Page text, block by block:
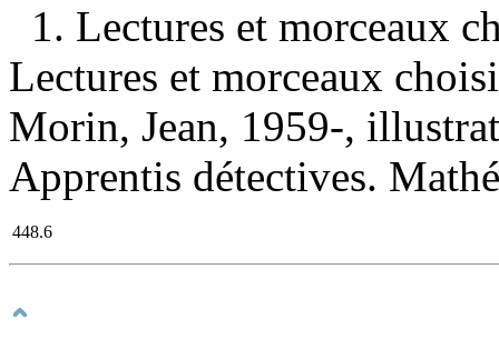
1. Lectures et morceaux
Lectures et morceaux
Morin, Jean, 1959-,
Apprentis détectives.
448.6